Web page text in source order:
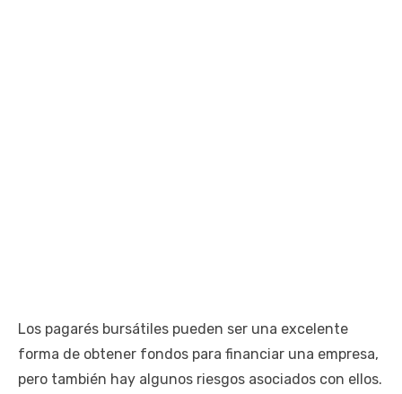
Los pagarés bursátiles pueden ser una excelente
forma de obtener fondos para financiar una empresa,
pero también hay algunos riesgos asociados con ellos.